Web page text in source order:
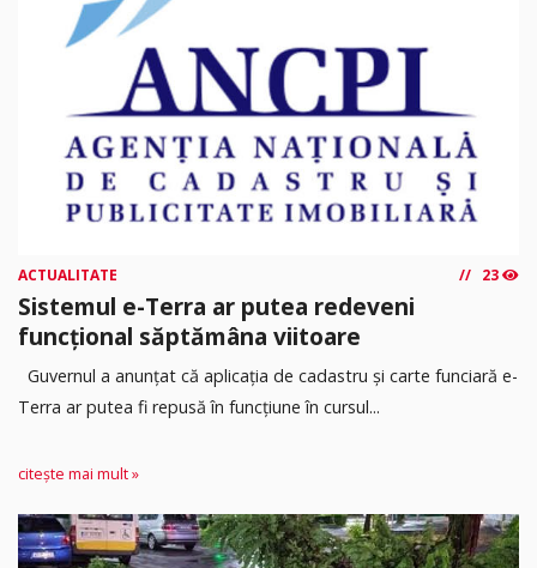
ACTUALITATE 23
Sistemul e-Terra ar putea redeveni
funcțional săptămâna viitoare
Guvernul a anunțat că aplicația de cadastru și carte funciară e-
Terra ar putea fi repusă în funcțiune în cursul...
citește mai mult »